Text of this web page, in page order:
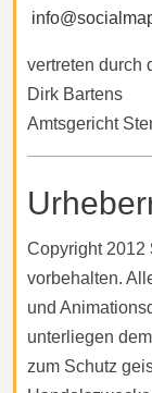
vertreten durch
Dirk Bartens
Amtsgericht
Copyright 2012
vorbehalten.
und
unterliegen
zum Schutz